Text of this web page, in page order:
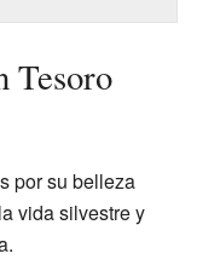
Tesoro
por su belleza
vida silvestre y